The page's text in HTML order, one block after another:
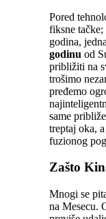
Pored
fiksne
godina,
godinu od
približiti na
trošimo
pređemo
same
treptaj oka,
fuzionog
Zašto
Mnogi se
na Mesecu.